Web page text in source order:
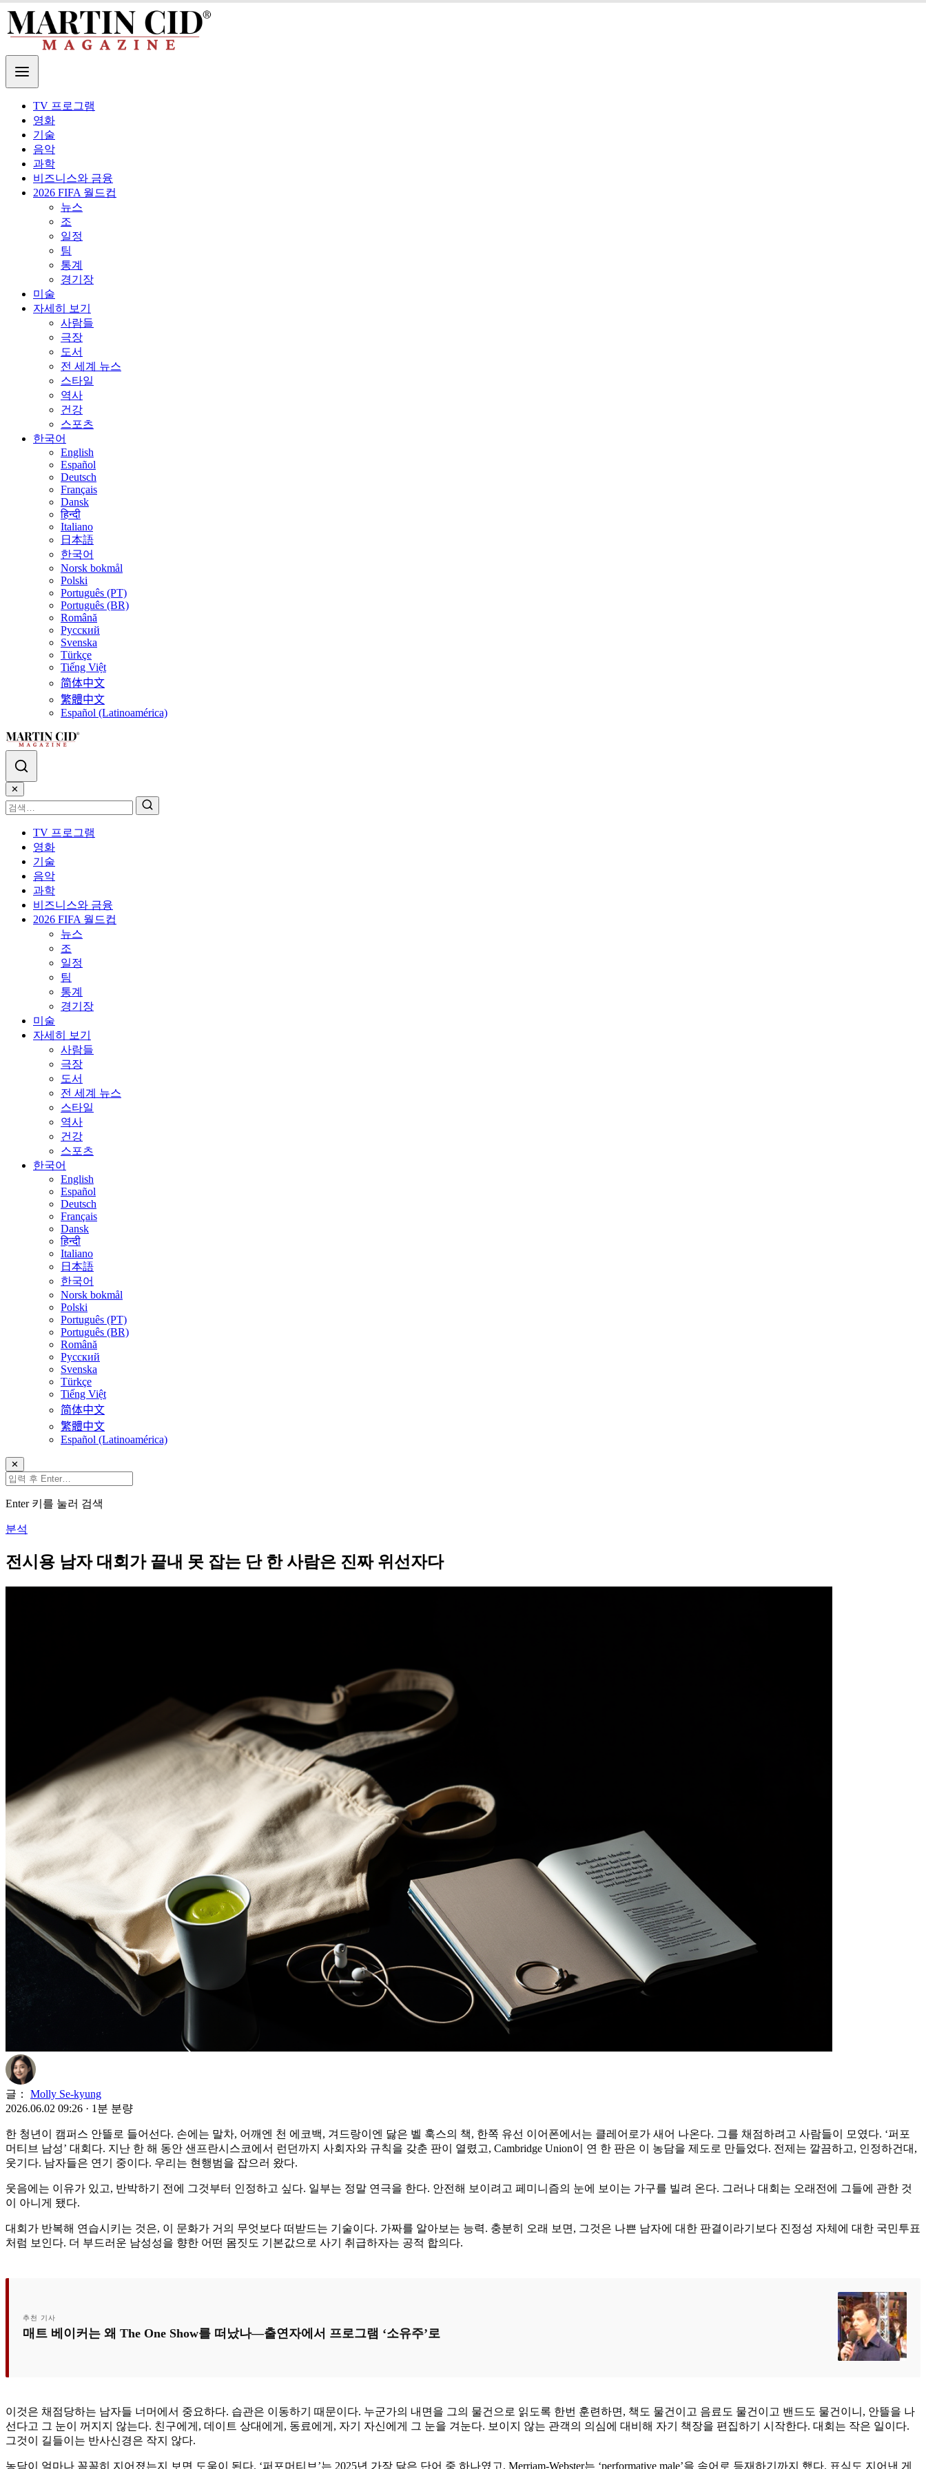
TV 프로그램
영화
기술
음악
과학
비즈니스와 금융
2026 FIFA 월드컵
뉴스
조
일정
팀
통계
경기장
미술
자세히 보기
사람들
극장
도서
전 세계 뉴스
스타일
역사
건강
스포츠
한국어
English
Español
Deutsch
Français
Dansk
हिन्दी
Italiano
日本語
한국어
Norsk bokmål
Polski
Português (PT)
Português (BR)
Română
Русский
Svenska
Türkçe
Tiếng Việt
简体中文
繁體中文
Español (Latinoamérica)
✕
TV 프로그램
영화
기술
음악
과학
비즈니스와 금융
2026 FIFA 월드컵
뉴스
조
일정
팀
통계
경기장
미술
자세히 보기
사람들
극장
도서
전 세계 뉴스
스타일
역사
건강
스포츠
한국어
English
Español
Deutsch
Français
Dansk
हिन्दी
Italiano
日本語
한국어
Norsk bokmål
Polski
Português (PT)
Português (BR)
Română
Русский
Svenska
Türkçe
Tiếng Việt
简体中文
繁體中文
Español (Latinoamérica)
✕
Enter 키를 눌러 검색
분석
전시용 남자 대회가 끝내 못 잡는 단 한 사람은 진짜 위선자다
글：
Molly Se-kyung
2026.06.02 09:26 · 1분 분량
한 청년이 캠퍼스 안뜰로 들어선다. 손에는 말차, 어깨엔 천 에코백, 겨드랑이엔 닳은 벨 훅스의 책, 한쪽 유선 이어폰에서는 클레어로가 새어 나온다. 그를 채점하려고 사람들이 모였다. ‘퍼포
머티브 남성’ 대회다. 지난 한 해 동안 샌프란시스코에서 런던까지 사회자와 규칙을 갖춘 판이 열렸고, Cambridge Union이 연 한 판은 이 농담을 제도로 만들었다. 전제는 깔끔하고, 인정하건대,
웃기다. 남자들은 연기 중이다. 우리는 현행범을 잡으러 왔다.
웃음에는 이유가 있고, 반박하기 전에 그것부터 인정하고 싶다. 일부는 정말 연극을 한다. 안전해 보이려고 페미니즘의 눈에 보이는 가구를 빌려 온다. 그러나 대회는 오래전에 그들에 관한 것
이 아니게 됐다.
대회가 반복해 연습시키는 것은, 이 문화가 거의 무엇보다 떠받드는 기술이다. 가짜를 알아보는 능력. 충분히 오래 보면, 그것은 나쁜 남자에 대한 판결이라기보다 진정성 자체에 대한 국민투표
처럼 보인다. 더 부드러운 남성성을 향한 어떤 몸짓도 기본값으로 사기 취급하자는 공적 합의다.
추천 기사
매트 베이커는 왜 The One Show를 떠났나―출연자에서 프로그램 ‘소유주’로
이것은 채점당하는 남자들 너머에서 중요하다. 습관은 이동하기 때문이다. 누군가의 내면을 그의 물건으로 읽도록 한번 훈련하면, 책도 물건이고 음료도 물건이고 밴드도 물건이니, 안뜰을 나
선다고 그 눈이 꺼지지 않는다. 친구에게, 데이트 상대에게, 동료에게, 자기 자신에게 그 눈을 겨눈다. 보이지 않는 관객의 의심에 대비해 자기 책장을 편집하기 시작한다. 대회는 작은 일이다.
그것이 길들이는 반사신경은 작지 않다.
농담이 얼마나 꼼꼼히 지어졌는지 보면 도움이 된다. ‘퍼포머티브’는 2025년 가장 닳은 단어 중 하나였고, Merriam-Webster는 ‘performative male’을 속어로 등재하기까지 했다. 표식도 지어낸 게